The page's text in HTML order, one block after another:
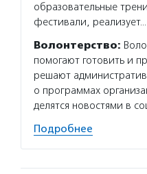
образовательные
фестивали, реализует…
Волонтерство:
помогают готовить и
решают
о программах
делятся новостями в
Подробнее